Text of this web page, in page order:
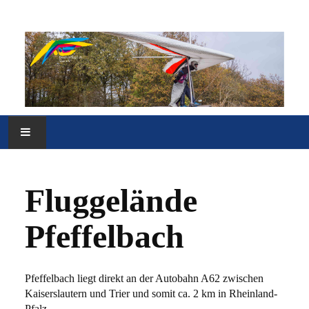
VEREIN
FLUGGELÄNDE
SONSTIGES
Fluggelände
Pfeffelbach
Pfeffelbach liegt direkt an der Autobahn A62 zwischen
Kaiserslautern und Trier und somit ca. 2 km in Rheinland-